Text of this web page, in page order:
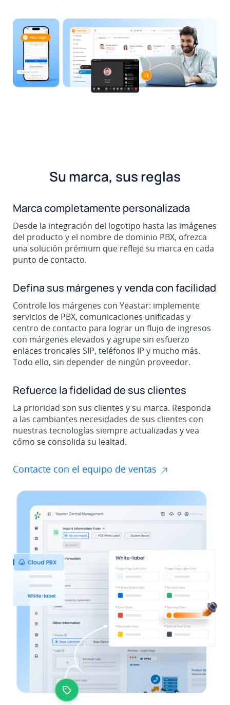
Su marca, sus reglas
Marca completamente personalizada
Desde la integración del logotipo hasta las imágenes
del producto y el nombre de dominio PBX, ofrezca
una solución prémium que refleje su marca en cada
punto de contacto.
Defina sus márgenes y venda con facilidad
Controle los márgenes con Yeastar: implemente
servicios de PBX, comunicaciones unificadas y
centro de contacto para lograr un flujo de ingresos
con márgenes elevados y agrupe sin esfuerzo
enlaces troncales SIP, teléfonos IP y mucho más.
Todo ello, sin depender de ningún proveedor.
Refuerce la fidelidad de sus clientes
La prioridad son sus clientes y su marca. Responda
a las cambiantes necesidades de sus clientes con
nuestras tecnologías siempre actualizadas y vea
cómo se consolida su lealtad.
Contacte con el equipo de ventas